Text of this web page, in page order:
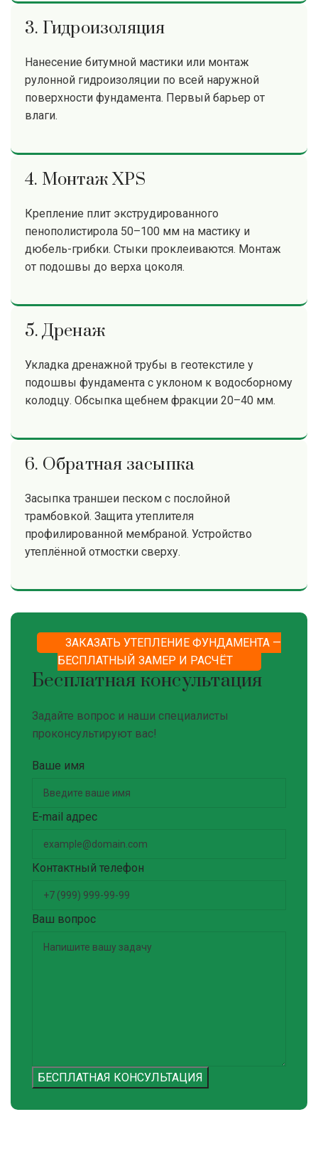
3. Гидроизоляция
Нанесение битумной мастики или монтаж
рулонной гидроизоляции по всей наружной
поверхности фундамента. Первый барьер от
влаги.
4. Монтаж XPS
Крепление плит экструдированного
пенополистирола 50–100 мм на мастику и
дюбель-грибки. Стыки проклеиваются. Монтаж
от подошвы до верха цоколя.
5. Дренаж
Укладка дренажной трубы в геотекстиле у
подошвы фундамента с уклоном к водосборному
колодцу. Обсыпка щебнем фракции 20–40 мм.
6. Обратная засыпка
Засыпка траншеи песком с послойной
трамбовкой. Защита утеплителя
профилированной мембраной. Устройство
утеплённой отмостки сверху.
ЗАКАЗАТЬ УТЕПЛЕНИЕ ФУНДАМЕНТА —
БЕСПЛАТНЫЙ ЗАМЕР И РАСЧЁТ
Бесплатная консультация
Задайте вопрос и наши специалисты
проконсультируют вас!
Ваше имя
E-mail адрес
Контактный телефон
Ваш вопрос
БЕСПЛАТНАЯ КОНСУЛЬТАЦИЯ